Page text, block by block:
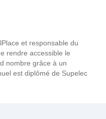
et responsable du
rendre accessible le
nombre grâce à un
est diplômé de Supelec